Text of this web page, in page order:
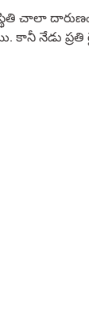
చాలా
నేడు ప్రతి